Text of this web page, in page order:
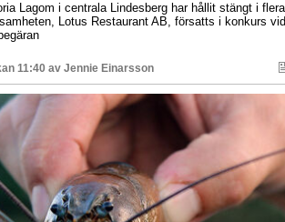
Lagom i centrala Lindesberg har hållit stängt i
Lotus Restaurant AB, försatts i konkurs
11:40 av Jennie Einarsson